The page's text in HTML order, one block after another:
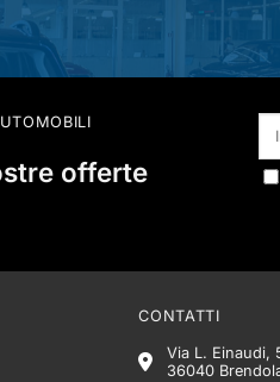
offerte
CONTATTI
Via L. Einaudi,
36040